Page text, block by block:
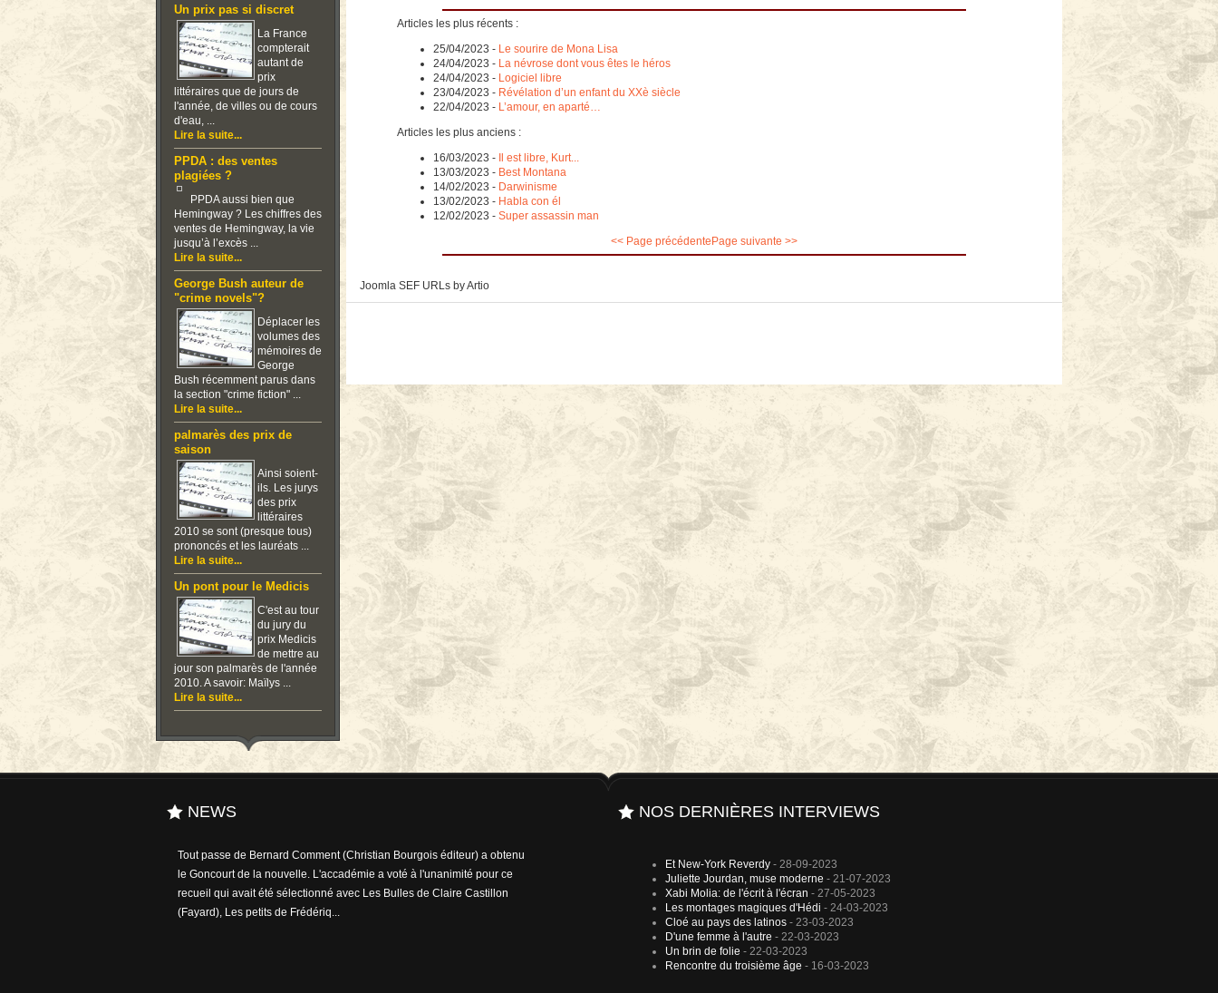
Un prix pas si discret
La France
compterait
autant de
prix
littéraires que de jours de
l'année, de villes ou de cours
d'eau, ...
Lire la suite...
PPDA : des ventes
plagiées ?
PPDA aussi bien que
Hemingway ? Les chiffres des
ventes de Hemingway, la vie
jusqu’à l’excès ...
Lire la suite...
George Bush auteur de
"crime novels"?
Déplacer les
volumes des
mémoires de
George
Bush récemment parus dans
la section "crime fiction" ...
Lire la suite...
palmarès des prix de
saison
Ainsi soient-
ils. Les jurys
des prix
littéraires
2010 se sont (presque tous)
prononcés et les lauréats ...
Lire la suite...
Un pont pour le Medicis
C'est au tour
du jury du
prix Medicis
de mettre au
jour son palmarès de l'année
2010. A savoir: Maïlys ...
Lire la suite...
Articles les plus récents :
25/04/2023 - Le sourire de Mona Lisa
24/04/2023 - La névrose dont vous êtes le héros
24/04/2023 - Logiciel libre
23/04/2023 - Révélation d’un enfant du XXè siècle
22/04/2023 - L’amour, en aparté…
Articles les plus anciens :
16/03/2023 -
Il est libre, Kurt...
13/03/2023 - Best Montana
14/02/2023 - Darwinisme
13/02/2023 - Habla con él
12/02/2023 - Super assassin man
<< Page précédente Page suivante >>
Joomla SEF URLs by Artio
NEWS
Tout passe de Bernard Comment (Christian Bourgois éditeur) a obtenu
le Goncourt de la nouvelle. L'accadémie a voté à l'unanimité pour ce
recueil qui avait été sélectionné avec Les Bulles de Claire Castillon
(Fayard), Les petits de Frédériq...
NOS DERNIÈRES INTERVIEWS
Et New-York Reverdy - 28-09-2023
Juliette Jourdan, muse moderne - 21-07-2023
Xabi Molia: de l'écrit à l'écran - 27-05-2023
Les montages magiques d'Hédi - 24-03-2023
Cloé au pays des latinos - 23-03-2023
D'une femme à l'autre - 22-03-2023
Un brin de folie - 22-03-2023
Rencontre du troisième âge - 16-03-2023